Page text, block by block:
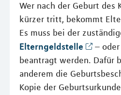
Wer nach der Geburt des
kürzer tritt, bekommt
Es muss bei der
Elterngeldstelle
–
beantragt werden. Dafür
anderem die
Kopie der